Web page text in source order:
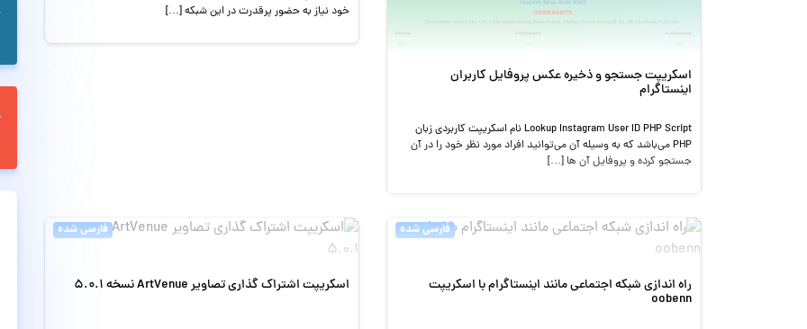
اسکریپت جستجو و ذخیره عکس پروفایل کاربران
اینستاگرام
Lookup Instagram User ID PHP Script نام اسکریپت کاربردی زبان
PHP می‌باشد که به وسیله آن می‌توانید افراد مورد نظر خود را در آن
جستجو کرده و پروفایل آن ها […]
خود نیاز به حضور پرقدرت در این شبکه […]
فارسی شده
راه اندازی شبکه اجتماعی مانند اینستاگرام با اسکریپت
oobenn
فارسی شده
اسکریپت اشتراک گذاری تصاویر ArtVenue نسخه 5.0.1